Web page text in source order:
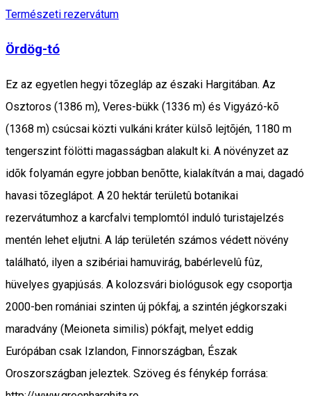
Természeti rezervátum
Ördög-tó
Ez az egyetlen hegyi tõzegláp az északi Hargitában. Az
Osztoros (1386 m), Veres-bükk (1336 m) és Vigyázó-kõ
(1368 m) csúcsai közti vulkáni kráter külsõ lejtõjén, 1180 m
tengerszint fölötti magasságban alakult ki. A növényzet az
idõk folyamán egyre jobban benõtte, kialakítván a mai, dagadó
havasi tõzeglápot. A 20 hektár területû botanikai
rezervátumhoz a karcfalvi templomtól induló turistajelzés
mentén lehet eljutni. A láp területén számos védett növény
található, ilyen a szibériai hamuvirág, babérlevelû fûz,
hüvelyes gyapjúsás. A kolozsvári biológusok egy csoportja
2000-ben romániai szinten új pókfaj, a szintén jégkorszaki
maradvány (Meioneta similis) pókfajt, melyet eddig
Európában csak Izlandon, Finnországban, Észak
Oroszországban jeleztek. Szöveg és fénykép forrása: